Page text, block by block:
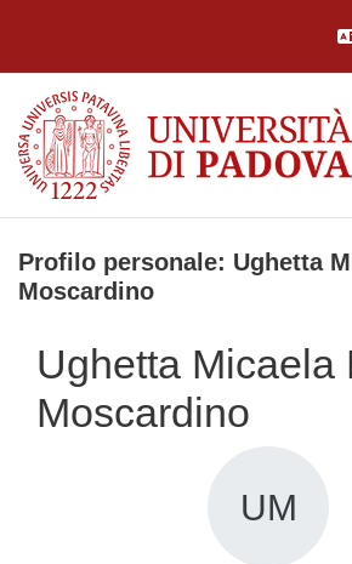
Profilo personale: Ughetta
Moscardino
Ughetta Micaela
Moscardino
UM